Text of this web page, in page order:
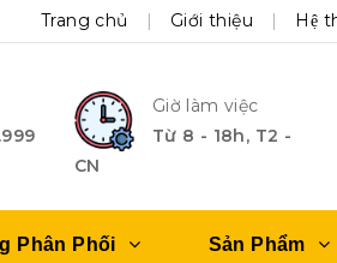
Trang chủ Giới thiệu Hệ
Giờ làm việc
Từ 8 - 18h, T2 -
CN
Phân Phối Sản Phẩm